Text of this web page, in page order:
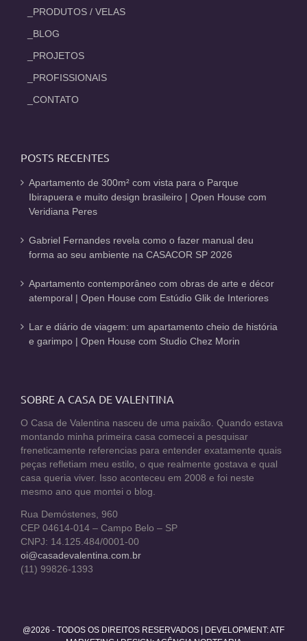
_PRODUTOS / VELAS
_BLOG
_PROJETOS
_PROFISSIONAIS
_CONTATO
POSTS RECENTES
Apartamento de 300m² com vista para o Parque
Ibirapuera e muito design brasileiro | Open House com
Veridiana Peres
Gabriel Fernandes revela como o fazer manual deu
forma ao seu ambiente na CASACOR SP 2026
Apartamento contemporâneo com obras de arte e décor
atemporal | Open House com Estúdio Glik de Interiores
Lar e diário de viagem: um apartamento cheio de história
e garimpo | Open House com Studio Chez Morin
SOBRE A CASA DE VALENTINA
O Casa de Valentina nasceu de uma paixão. Quando estava
montando minha primeira casa comecei a pesquisar
freneticamente referencias para entender exatamente quais
peças refletiam meu estilo, o que realmente gostava e qual
casa queria viver. Isso aconteceu em 2008 e foi neste
mesmo ano que montei o blog.
Rua Demóstenes, 960
CEP 04614-014 – Campo Belo – SP
CNPJ: 14.125.484/0001-00
oi@casadevalentina.com.br
(11) 99826-1393
@2026 - TODOS OS DIREITOS RESERVADOS | DEVELOPMENT:ATF